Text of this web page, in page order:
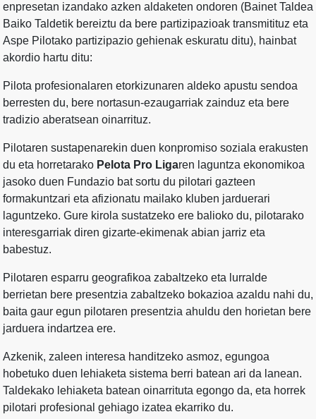
enpresetan izandako azken aldaketen ondoren (Bainet Taldea
Baiko Taldetik bereiztu da bere partizipazioak transmitituz eta
Aspe Pilotako partizipazio gehienak eskuratu ditu), hainbat
akordio hartu ditu:
Pilota profesionalaren etorkizunaren aldeko apustu sendoa
berresten du, bere nortasun-ezaugarriak zainduz eta bere
tradizio aberatsean oinarrituz.
Pilotaren sustapenarekin duen konpromiso soziala erakusten
du eta horretarako Pelota Pro Ligaren laguntza ekonomikoa
jasoko duen Fundazio bat sortu du pilotari gazteen
formakuntzari eta afizionatu mailako kluben jarduerari
laguntzeko. Gure kirola sustatzeko ere balioko du, pilotarako
interesgarriak diren gizarte-ekimenak abian jarriz eta
babestuz.
Pilotaren esparru geografikoa zabaltzeko eta lurralde
berrietan bere presentzia zabaltzeko bokazioa azaldu nahi du,
baita gaur egun pilotaren presentzia ahuldu den horietan bere
jarduera indartzea ere.
Azkenik, zaleen interesa handitzeko asmoz, egungoa
hobetuko duen lehiaketa sistema berri batean ari da lanean.
Taldekako lehiaketa batean oinarrituta egongo da, eta horrek
pilotari profesional gehiago izatea ekarriko du.